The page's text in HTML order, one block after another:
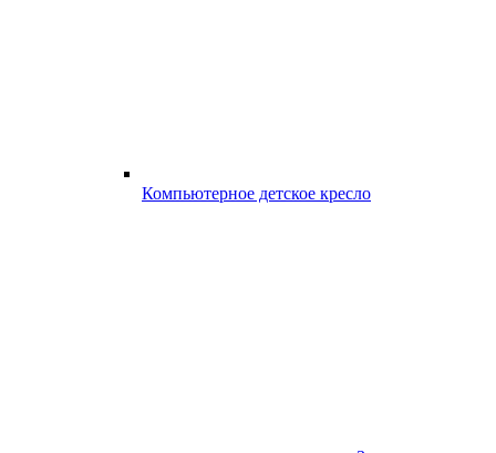
Компьютерное детское кресло